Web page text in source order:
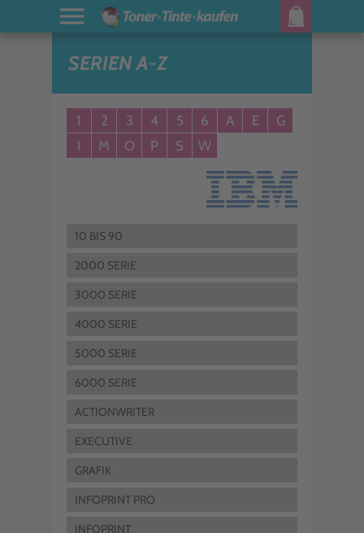
SERIEN A-Z
1 2 3 4 5 6 A E
G
I
M O P S W
10 BIS 90
2000 SERIE
3000 SERIE
4000 SERIE
5000 SERIE
6000 SERIE
ACTIONWRITER
EXECUTIVE
GRAFIK
INFOPRINT PRO
INFOPRINT